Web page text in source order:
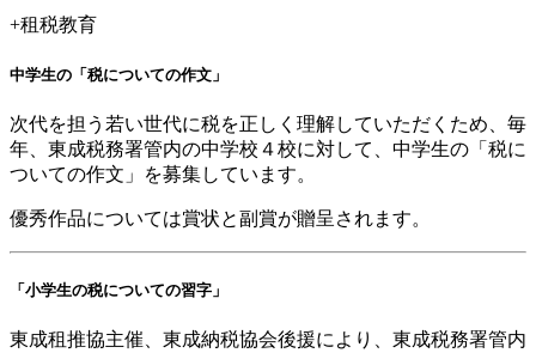
+租税教育
中学生の「税についての作文」
次代を担う若い世代に税を正しく理解していただくため、毎
年、東成税務署管内の中学校４校に対して、中学生の「税に
ついての作文」を募集しています。
優秀作品については賞状と副賞が贈呈されます。
「小学生の税についての習字」
東成租推協主催、東成納税協会後援により、東成税務署管内